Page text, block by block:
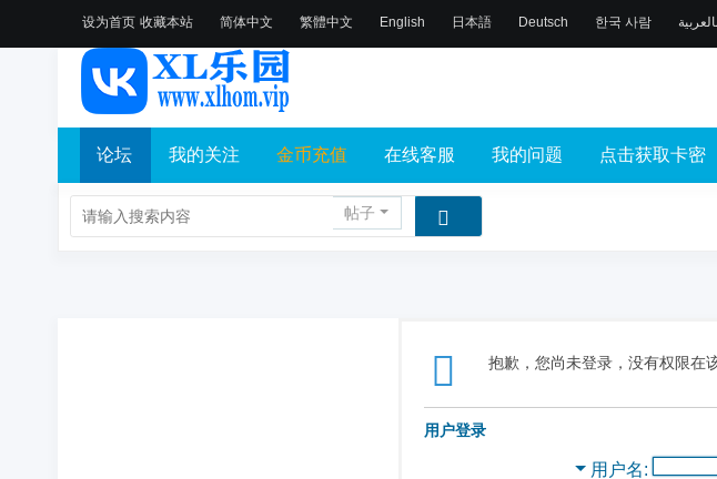
设为首页 收藏本站 简体中文 繁體中文 English 日本語 Deutsch 한국 사람
论坛 我的关注 金币充值 在线客服 我的问题 点击获取卡密
帖子
抱歉，您尚未登录，没有权限在
用户登录
用户名